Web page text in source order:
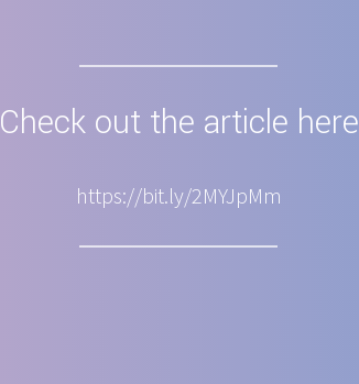
Check out the article here
https://bit.ly/2MYJpMm